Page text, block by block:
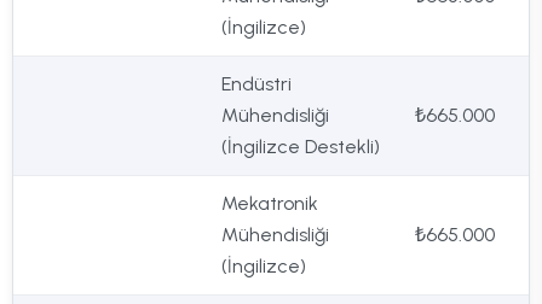
(İngilizce)
Endüstri
Mühendisliği
(İngilizce Destekli)
₺665.000
Mekatronik
Mühendisliği
(İngilizce)
₺665.000